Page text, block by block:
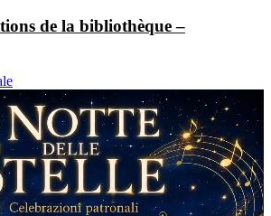
de la bibliothèque –